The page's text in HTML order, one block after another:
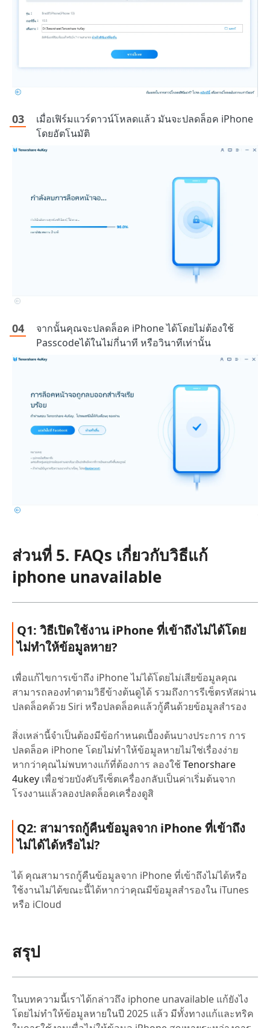
เมื่อเฟิร์มแวร์ดาวน์โหลดแล้ว มันจะปลดล็อค iPhone
โดยอัตโนมัติ
จากนั้นคุณจะปลดล็อค iPhone ได้โดยไม่ต้องใช้
Passcodeได้ในไม่กี่นาที หรือวินาทีเท่านั้น
ส่วนที่ 5. FAQs เกี่ยวกับวิธีแก้
iphone unavailable
Q1: วิธีเปิดใช้งาน iPhone ที่เข้าถึงไม่ได้โดย
ไม่ทำให้ข้อมูลหาย?
เพื่อแก้ไขการเข้าถึง iPhone ไม่ได้โดยไม่เสียข้อมูลคุณ
สามารถลองทำตามวิธีข้างต้นดูได้ รวมถึงการรีเซ็ตรหัสผ่าน
ปลดล็อคด้วย Siri หรือปลดล็อคแล้วกู้คืนด้วยข้อมูลสำรอง
สิ่งเหล่านี้จำเป็นต้องมีข้อกำหนดเบื้องต้นบางประการ การ
ปลดล็อค iPhone โดยไม่ทำให้ข้อมูลหายไม่ใช่เรื่องง่าย
หากว่าคุณไม่พบทางแก้ที่ต้องการ ลองใช้Tenorshare
4ukey เพื่อช่วยบังคับรีเซ็ตเครื่องกลับเป็นค่าเริ่มต้นจาก
โรงงานแล้วลองปลดล็อคเครื่องดูสิ
Q2: สามารถกู้คืนข้อมูลจาก iPhone ที่เข้าถึง
ไม่ได้ได้หรือไม่?
ได้ คุณสามารถกู้คืนข้อมูลจาก iPhone ที่เข้าถึงไม่ได้หรือ
ใช้งานไม่ได้ขณะนี้ได้หากว่าคุณมีข้อมูลสำรองใน iTunes
หรือ iCloud
สรุป
ในบทความนี้เราได้กล่าวถึง iphone unavailable แก้ยังไง
โดยไม่ทำให้ข้อมูลหายในปี 2025 แล้ว มีทั้งทางแก้และทริค